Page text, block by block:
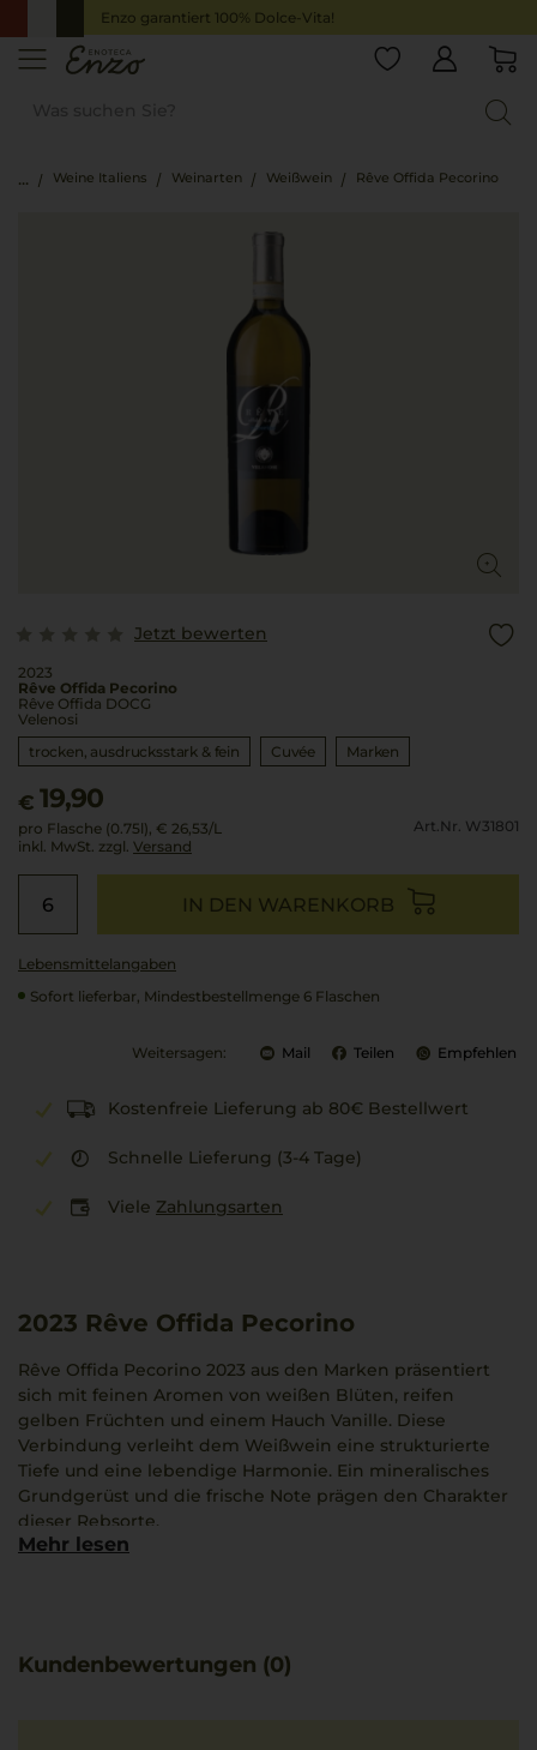
Enzo garantiert 100% Dolce-Vita!
Weine Italiens Weinarten Weißwein Rêve Offida Pecorino
Jetzt bewerten
2023
Rêve Offida Pecorino
Rêve Offida DOCG
Velenosi
trocken, ausdrucksstark & fein
Cuvée Marken
€ 19,90
pro Flasche (0.75l), € 26,53/L
inkl. MwSt. zzgl. Versand
Art.Nr. W31801
IN DEN WARENKORB
Lebensmittel­angaben
Sofort lieferbar, Mindestbestellmenge 6 Flaschen
Weitersagen: Mail Teilen Empfehlen
Kostenfreie Lieferung ab 80€ Bestellwert
Schnelle Lieferung (3-4 Tage)
Viele Zahlungsarten
2023 Rêve Offida Pecorino
Rêve Offida Pecorino 2023 aus den Marken präsentiert
sich mit feinen Aromen von weißen Blüten, reifen
gelben Früchten und einem Hauch Vanille. Diese
Verbindung verleiht dem Weißwein eine strukturierte
Tiefe und eine lebendige Harmonie. Ein mineralisches
Grundgerüst und die frische Note prägen den Charakter
dieser Rebsorte.
Velenosi, bekannt für den Fokus auf autochthone Sorten,
Mehr lesen
Kundenbewertungen (0)